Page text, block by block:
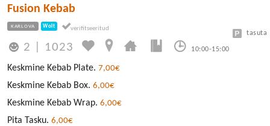
Fusion Kebab
KARLOVA Wolt
2 1023 10:00-15:00
tasuta
Keskmine Kebab Plate. 7,00€
Keskmine Kebab Box. 6,00€
Keskmine Kebab Wrap. 6,00€
Pita Tasku. 6,00€